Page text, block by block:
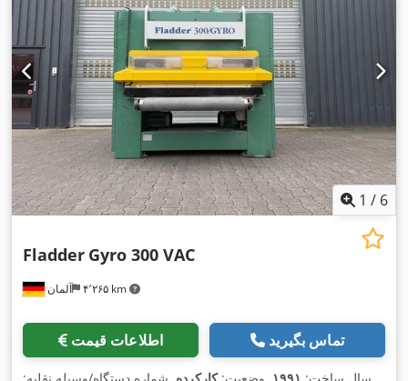
1 / 6
آلمان ۴٬۲۶۵ km
Fladder Gyro 300 VAC
اطلاعات قیمت تماس بگیرید
سال ساخت: ۱۹۹۱, وضعیت:کارکرده, شماره دستگاه/وسیله نقلیه: